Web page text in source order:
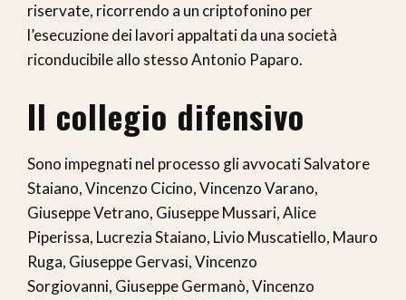
riservate, ricorrendo a un criptofonino per
l’esecuzione dei lavori appaltati da una società
riconducibile allo stesso Antonio Paparo.
Il collegio difensivo
Sono impegnati nel processo gli avvocati Salvatore
Staiano, Vincenzo Cicino, Vincenzo Varano,
Giuseppe Vetrano, Giuseppe Mussari, Alice
Piperissa, Lucrezia Staiano, Livio Muscatiello, Mauro
Ruga, Giuseppe Gervasi, Vincenzo
Sorgiovanni, Giuseppe Germanò, Vincenzo